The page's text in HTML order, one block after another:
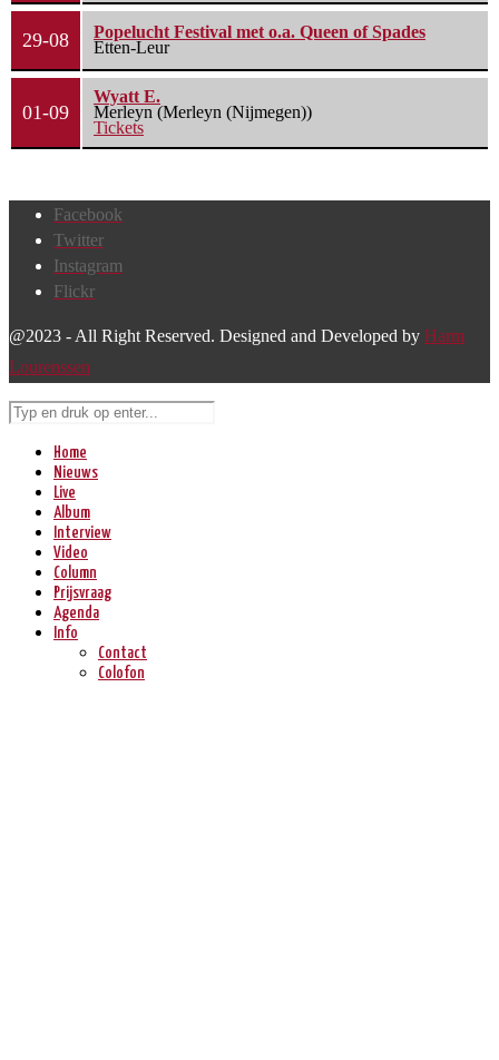
29-08
Popelucht Festival met o.a. Queen of Spades
Etten-Leur
01-09
Wyatt E.
Merleyn (Merleyn (Nijmegen))
Tickets
Facebook
Twitter
Instagram
Flickr
@2023 - All Right Reserved. Designed and Developed by Harm
Lourenssen
Home
Nieuws
Live
Album
Interview
Video
Column
Prijsvraag
Agenda
Info
Contact
Colofon